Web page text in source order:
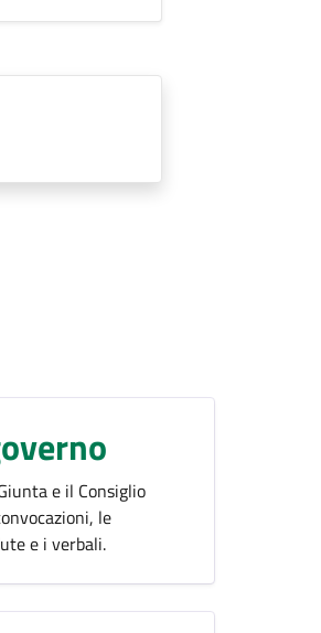
e il Consiglio
le
e i verbali.